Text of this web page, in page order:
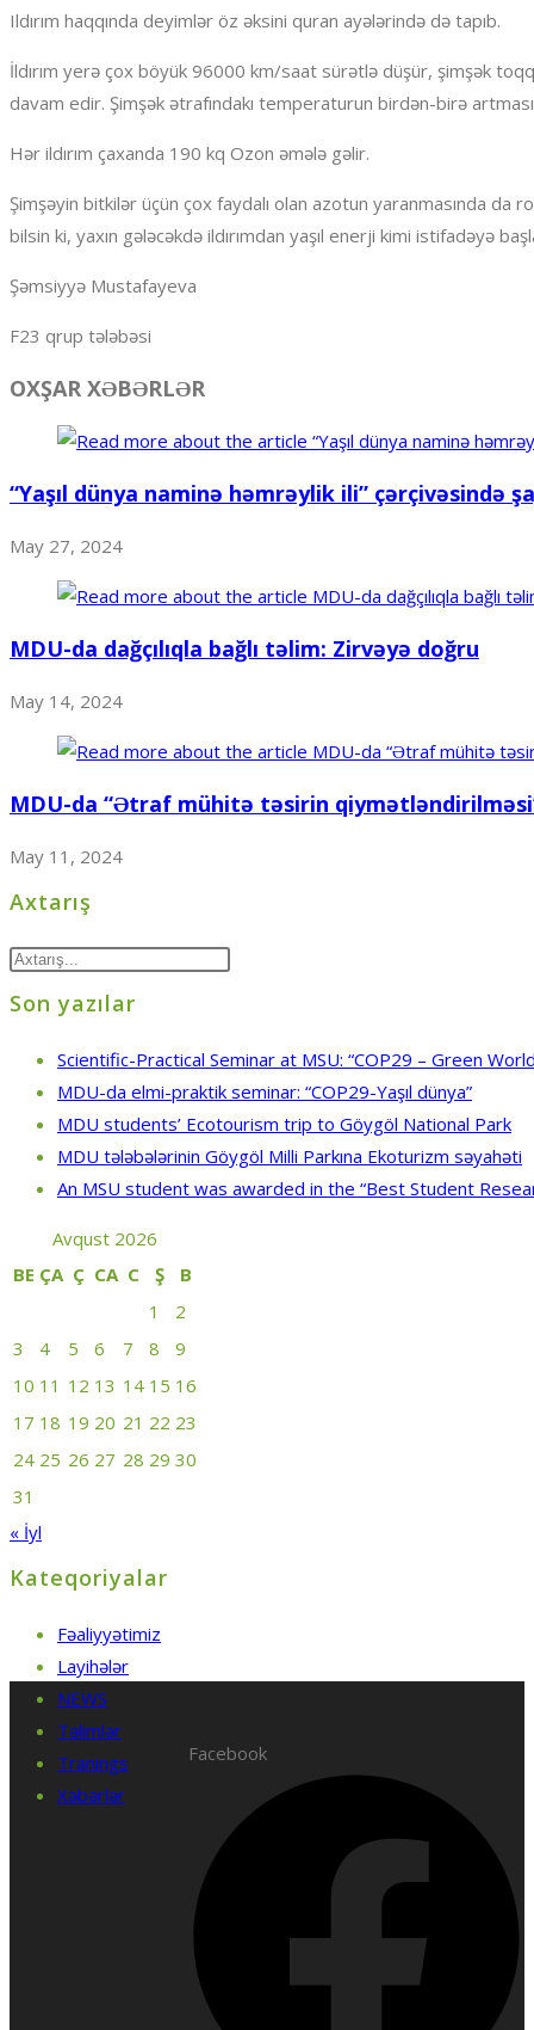
Ildırım haqqında deyimlər öz əksini quran ayələrində də tapıb.
İldırım yerə çox böyük 96000 km/saat sürətlə düşür, şimşək
davam edir. Şimşək ətrafındakı temperaturun birdən-birə
Hər ildırım çaxanda 190 kq Ozon əmələ gəlir.
Şimşəyin bitkilər üçün çox faydalı olan azotun yaranmasında da
bilsin ki, yaxın gələcəkdə ildırımdan yaşıl enerji kimi istifadəyə
Şəmsiyyə Mustafayeva
F23 qrup tələbəsi
OXŞAR XƏBƏRLƏR
“Yaşıl dünya naminə həmrəylik ili”
May 27, 2024
MDU-da dağçılıqla bağlı təlim: Zirvəyə doğru
May 14, 2024
MDU-da “Ətraf mühitə təsirin
May 11, 2024
Axtarış
Son yazılar
Scientific-Practical Seminar at MSU: “COP29 – Green
MDU-da elmi-praktik seminar: “COP29-Yaşıl dünya”
MDU students’ Ecotourism trip to Göygöl National Park
MDU tələbələrinin Göygöl Milli Parkına Ekoturizm səyahəti
An MSU student was awarded in the “Best Student
Avqust 2026
BE ÇA Ç CA C Ş
B
1
2
3
4 5 6 7 8
9
10 11 12 13 14 15 16
17 18 19 20 21 22 23
24 25 26 27 28 29 30
31
« İyl
Kateqoriyalar
Fəaliyyətimiz
Layihələr
NEWS
Təlimlər
Tranings
Xəbərlər
Facebook